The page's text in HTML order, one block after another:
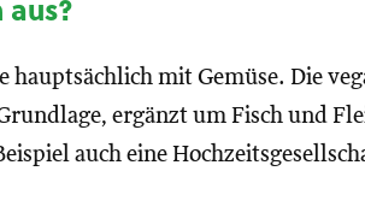
aus?
hauptsächlich mit Gemüse. Die
ergänzt um Fisch und
auch eine